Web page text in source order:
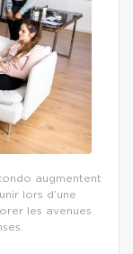
augmentent
lors d’une
les avenues